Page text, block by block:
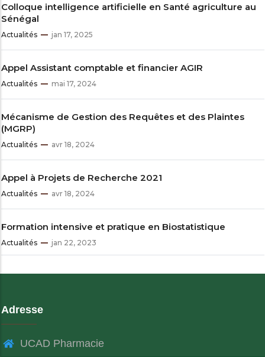
Colloque intelligence artificielle en Santé agriculture au
Sénégal
Actualités jan 17, 2025
Appel Assistant comptable et financier AGIR
Actualités mai 17, 2024
Mécanisme de Gestion des Requêtes et des Plaintes
(MGRP)
Actualités avr 18, 2024
Appel à Projets de Recherche 2021
Actualités avr 18, 2024
Formation intensive et pratique en Biostatistique
Actualités jan 22, 2023
Adresse
UCAD Pharmacie